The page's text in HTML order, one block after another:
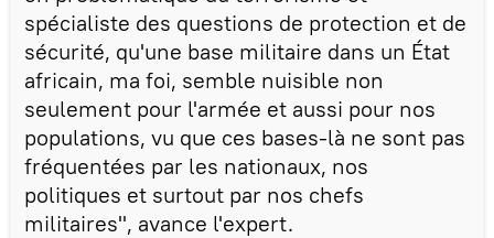
spécialiste des questions de protection et de
sécurité, qu'une base militaire dans un État
africain, ma foi, semble nuisible non
seulement pour l'armée et aussi pour nos
populations, vu que ces bases-là ne sont pas
fréquentées par les nationaux, nos
politiques et surtout par nos chefs
militaires", avance l'expert.